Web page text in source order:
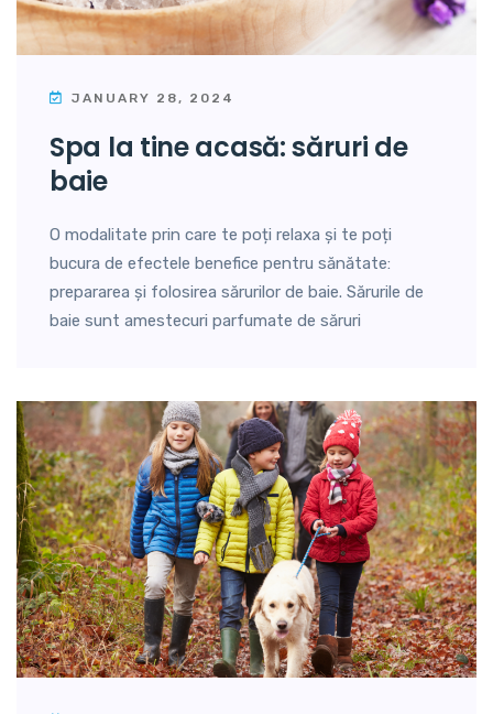
JANUARY 28, 2024
spa la tine acasă: săruri de
baie
O modalitate prin care te poți relaxa și te poți
bucura de efectele benefice pentru sănătate:
prepararea și folosirea sărurilor de baie. Sărurile de
baie sunt amestecuri parfumate de săruri